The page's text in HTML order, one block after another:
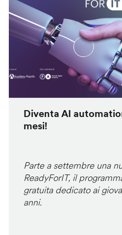
Diventa AI
mesi!
Parte a settembre una
ReadyForIT, il
gratuita dedicato ai
anni.